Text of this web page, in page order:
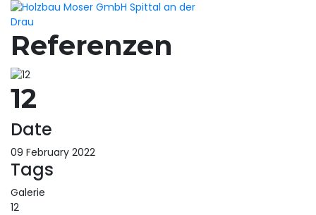
Referenzen
12
Date
09 February 2022
Tags
Galerie
12